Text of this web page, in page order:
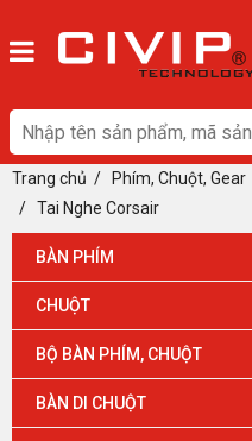
Trang chủ / Phím, Chuột, Gear
/ Tai Nghe Corsair
BÀN PHÍM
CHUỘT
BỘ BÀN PHÍM, CHUỘT
BÀN DI CHUỘT